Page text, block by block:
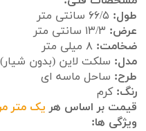
طول: ۶۶/۵ سانتی متر
عرض:
ضخامت: ۸ میلی متر
مدل: سلکت لاین (بدون شیار)
طرح: ساحل ماسه ای
رنگ: کرم
قیمت بر اساس هر یک متر
ویژگی ها: